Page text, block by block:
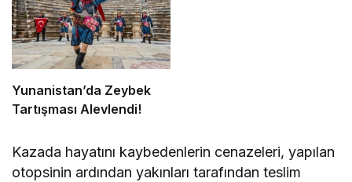
Yunanistan’da Zeybek
Tartışması Alevlendi!
Kazada hayatını kaybedenlerin cenazeleri, yapılan
otopsinin ardından yakınları tarafından teslim